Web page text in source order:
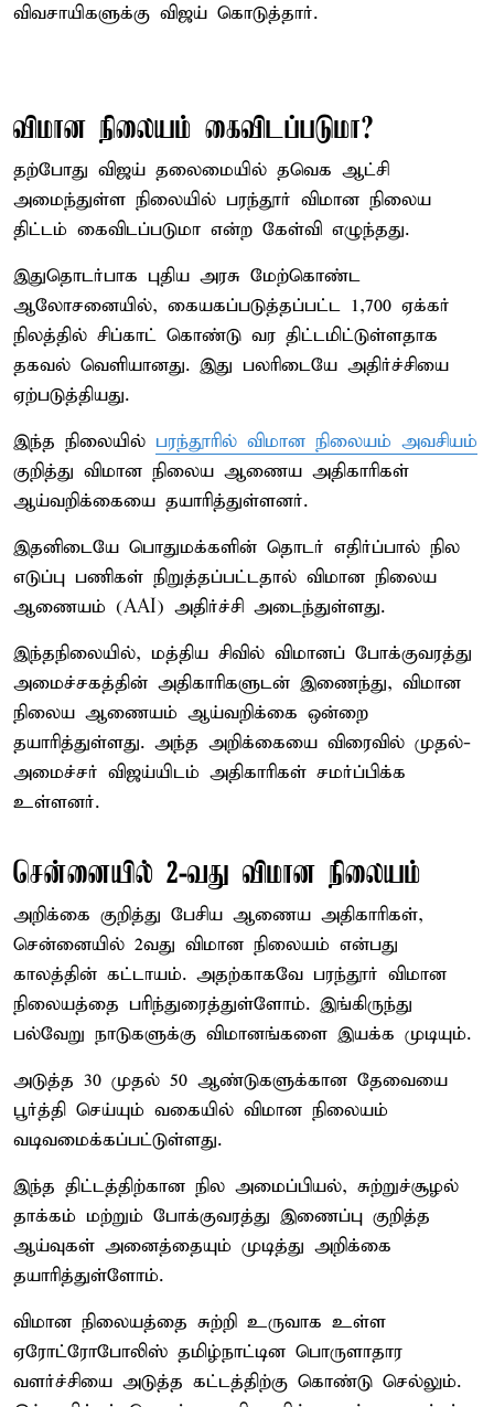
விவசாயிகளுக்கு விஜய் கொடுத்தார்.
விமான நிலையம் கைவிடப்படுமா?
தற்போது விஜய் தலைமையில் தவெக ஆட்சி
அமைந்துள்ள நிலையில் பரந்தூர் விமான நிலைய
திட்டம் கைவிடப்படுமா என்ற கேள்வி எழுந்தது.
இதுதொடர்பாக புதிய அரசு மேற்கொண்ட
ஆலோசனையில், கையகப்படுத்தப்பட்ட 1,700 ஏக்கர்
நிலத்தில் சிப்காட் கொண்டு வர திட்டமிட்டுள்ளதாக
தகவல் வெளியானது. இது பலரிடையே அதிர்ச்சியை
ஏற்படுத்தியது.
இந்த நிலையில் பரந்தூரில் விமான நிலையம் அவசியம்
குறித்து விமான நிலைய ஆணைய அதிகாரிகள்
ஆய்வறிக்கையை தயாரித்துள்ளனர்.
இதனிடையே பொதுமக்களின் தொடர் எதிர்ப்பால் நில
எடுப்பு பணிகள் நிறுத்தப்பட்டதால் விமான நிலைய
ஆணையம் (AAI) அதிர்ச்சி அடைந்துள்ளது.
இந்தநிலையில், மத்திய சிவில் விமானப் போக்குவரத்து
அமைச்சகத்தின் அதிகாரிகளுடன் இணைந்து, விமான
நிலைய ஆணையம் ஆய்வறிக்கை ஒன்றை
தயாரித்துள்ளது. அந்த அறிக்கையை விரைவில் முதல்-
அமைச்சர் விஜய்யிடம் அதிகாரிகள் சமர்ப்பிக்க
உள்ளனர்.
சென்னையில் 2-வது விமான நிலையம்
அறிக்கை குறித்து பேசிய ஆணைய அதிகாரிகள்,
சென்னையில் 2வது விமான நிலையம் என்பது
காலத்தின் கட்டாயம். அதற்காகவே பரந்தூர் விமான
நிலையத்தை பரிந்துரைத்துள்ளோம். இங்கிருந்து
பல்வேறு நாடுகளுக்கு விமானங்களை இயக்க முடியும்.
அடுத்த 30 முதல் 50 ஆண்டுகளுக்கான தேவையை
பூர்த்தி செய்யும் வகையில் விமான நிலையம்
வடிவமைக்கப்பட்டுள்ளது.
இந்த திட்டத்திற்கான நில அமைப்பியல், சுற்றுச்சூழல்
தாக்கம் மற்றும் போக்குவரத்து இணைப்பு குறித்த
ஆய்வுகள் அனைத்தையும் முடித்து அறிக்கை
தயாரித்துள்ளோம்.
விமான நிலையத்தை சுற்றி உருவாக உள்ள
ஏரோட்ரோபோலிஸ் தமிழ்நாட்டின பொருளாதார
வளர்ச்சியை அடுத்த கட்டத்திற்கு கொண்டு செல்லும்.